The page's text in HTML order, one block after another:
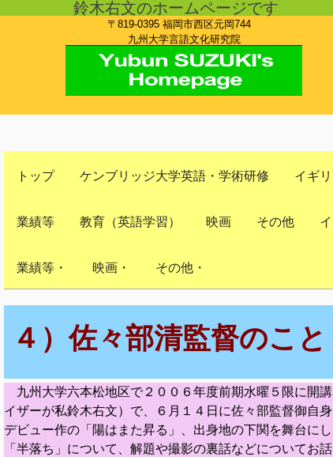
鈴木右文のホームページです
〒819-0395 福岡市西区元岡744
九州大学言語文化研究院
トップ ケンブリッジ大学英語・学術研修 イギ
業績等 教育（英語学習） 映画 その他
業績等・ 映画・ その他・
４）佐々部清監督のこと
九州大学六本松地区で２００６年度前期水曜５限に開
イザーが私鈴木右文）で、６月１４日に佐々部監督御自
デビュー作の「陽はまた昇る」、出身地の下関を舞台に
「半落ち」について、解題や撮影の裏話などについてお